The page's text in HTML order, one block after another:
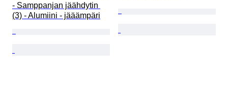
- Samppanjan jäähdytin
(3) - Alumiini - jääämpäri